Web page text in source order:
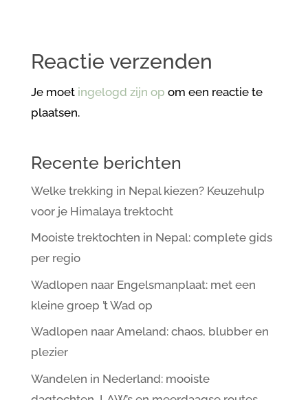
Reactie verzenden
Je moet ingelogd zijn op om een reactie te
plaatsen.
Recente berichten
Welke trekking in Nepal kiezen? Keuzehulp
voor je Himalaya trektocht
Mooiste trektochten in Nepal: complete gids
per regio
Wadlopen naar Engelsmanplaat: met een
kleine groep ’t Wad op
Wadlopen naar Ameland: chaos, blubber en
plezier
Wandelen in Nederland: mooiste